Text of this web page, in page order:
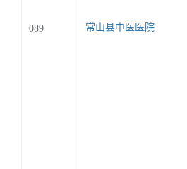
089 常山县中医医院